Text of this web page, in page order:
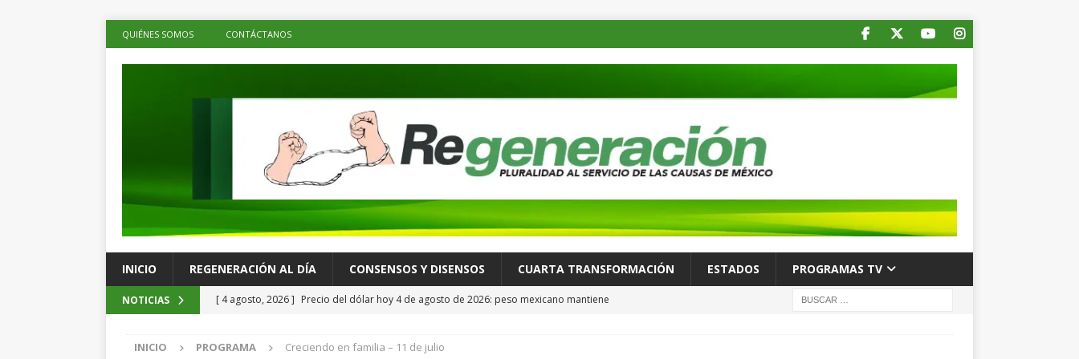
QUIÉNES SOMOS CONTÁCTANOS
INICIO REGENERACIÓN AL DÍA CONSENSOS Y DISENSOS CUARTA TRANSFORMACIÓN ESTADOS PROGRAMAS TV
NOTICIAS [ 4 agosto, 2026 ] Precio del dólar hoy 4 de agosto de 2026: peso mexicano mantiene
[ 4 agosto, 2026 ] Ray Chagoya asiste a la inauguración de EXPOMAR 2026
INICIO PROGRAMA Creciendo en familia – 11 de julio